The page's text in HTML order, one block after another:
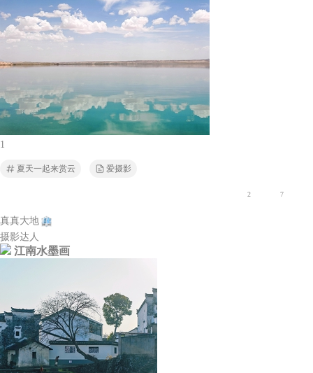
1
夏天一起来赏云 爱摄影
2 7
真真大地
摄影达人
江南水墨画